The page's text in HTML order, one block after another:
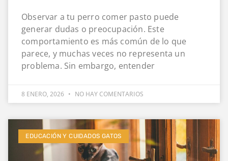
Observar a tu perro comer pasto puede
generar dudas o preocupación. Este
comportamiento es más común de lo que
parece, y muchas veces no representa un
problema. Sin embargo, entender
8 ENERO, 2026 NO HAY COMENTARIOS
EDUCACIÓN Y CUIDADOS GATOS